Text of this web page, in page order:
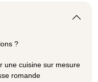
?
une cuisine sur mesure
romande